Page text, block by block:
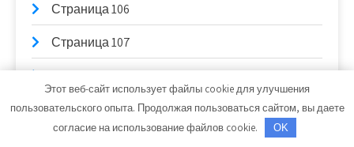
Страница 106
Страница 107
Страница 108
Страница 109
Этот веб-сайт использует файлы cookie для улучшения
пользовательского опыта. Продолжая пользоваться сайтом, вы даете
согласие на использование файлов cookie.
OK